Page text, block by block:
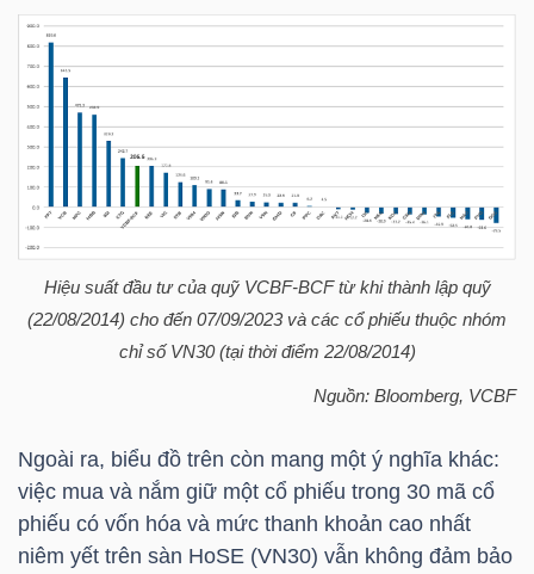
Hiệu suất đầu tư của quỹ VCBF-BCF từ khi thành lập quỹ
(22/08/2014) cho đến 07/09/2023 và các cổ phiếu thuộc nhóm
chỉ số VN30(tại thời điểm 22/08/2014)
Nguồn: Bloomberg, VCBF
Ngoài ra, biểu đồ trên còn mang một ý nghĩa khác:
việc mua và nắm giữ một cổ phiếu trong 30 mã cổ
phiếu có vốn hóa và mức thanh khoản cao nhất
niêm yết trên sàn HoSE (VN30) vẫn không đảm bảo
CHÍNH
NHÂN
PHÂN
VIETSTOCKFINANCE
MÔ
NGÀNH